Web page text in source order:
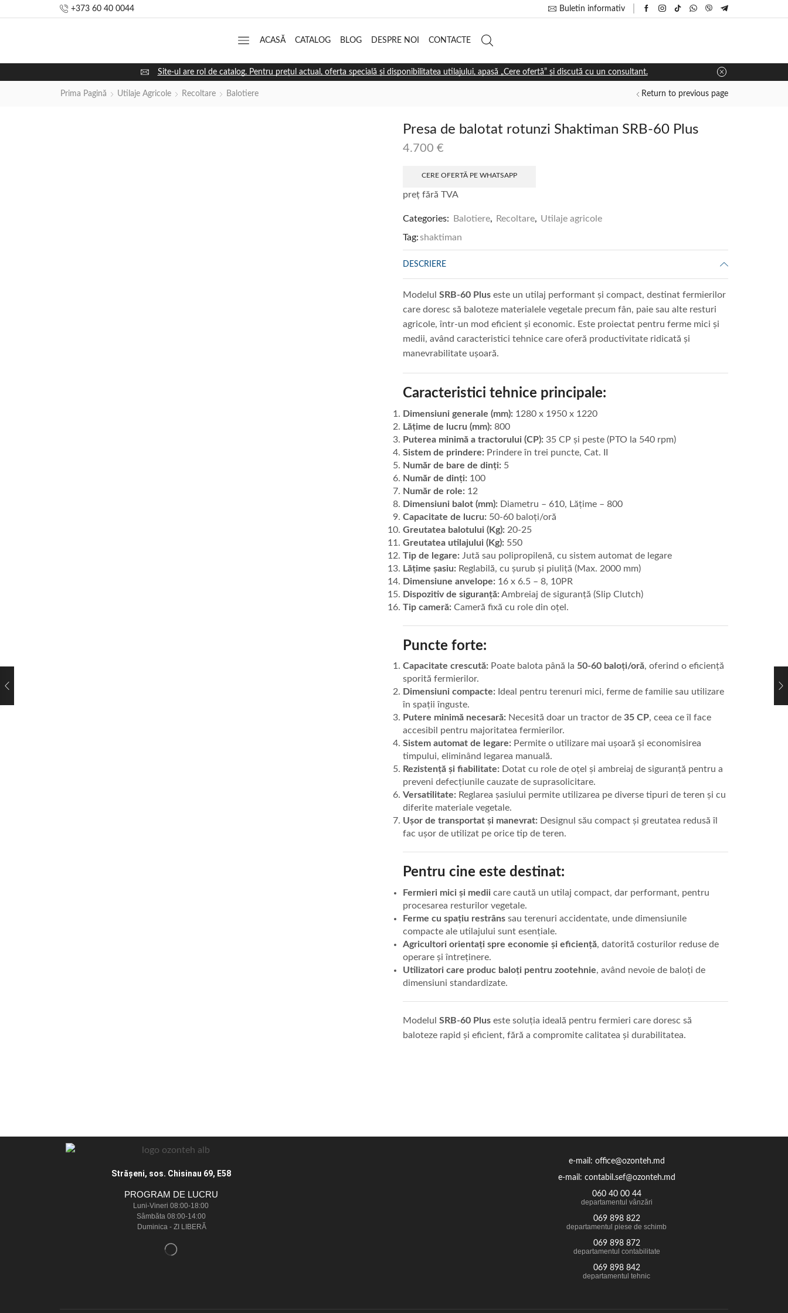
+373 60 40 0044 Buletin informativ
ACASĂ CATALOG BLOG DESPRE NOI CONTACTE
Site-ul are rol de catalog. Pentru prețul actual, oferta specială și disponibilitatea utilajului, apasă „Cere ofertă” și discută cu un consultant.
Prima Pagină Utilaje Agricole Recoltare Balotiere Return to previous page
Presa de balotat rotunzi Shaktiman SRB-60 Plus
4.700 €
CERE OFERTĂ PE WHATSAPP
preț fără TVA
Categories: Balotiere, Recoltare, Utilaje agricole
Tag: shaktiman
DESCRIERE
Modelul SRB-60 Plus este un utilaj performant și compact, destinat fermierilor
care doresc să baloteze materialele vegetale precum fân, paie sau alte resturi
agricole, într-un mod eficient și economic. Este proiectat pentru ferme mici și
medii, având caracteristici tehnice care oferă productivitate ridicată și
manevrabilitate ușoară.
Caracteristici tehnice principale:
Dimensiuni generale (mm): 1280 x 1950 x 1220
Lățime de lucru (mm): 800
Puterea minimă a tractorului (CP): 35 CP și peste (PTO la 540 rpm)
Sistem de prindere: Prindere în trei puncte, Cat. II
Număr de bare de dinți: 5
Număr de dinți: 100
Număr de role: 12
Dimensiuni balot (mm): Diametru – 610, Lățime – 800
Capacitate de lucru: 50-60 baloți/oră
Greutatea balotului (Kg): 20-25
Greutatea utilajului (Kg): 550
Tip de legare: Jută sau polipropilenă, cu sistem automat de legare
Lățime șasiu: Reglabilă, cu șurub și piuliță (Max. 2000 mm)
Dimensiune anvelope: 16 x 6.5 – 8, 10PR
Dispozitiv de siguranță: Ambreiaj de siguranță (Slip Clutch)
Tip cameră: Cameră fixă cu role din oțel.
Puncte forte:
Capacitate crescută: Poate balota până la 50-60 baloți/oră, oferind o eficiență
sporită fermierilor.
Dimensiuni compacte: Ideal pentru terenuri mici, ferme de familie sau utilizare
în spații înguste.
Putere minimă necesară: Necesită doar un tractor de 35 CP, ceea ce îl face
accesibil pentru majoritatea fermierilor.
Sistem automat de legare: Permite o utilizare mai ușoară și economisirea
timpului, eliminând legarea manuală.
Rezistență și fiabilitate: Dotat cu role de oțel și ambreiaj de siguranță pentru a
preveni defecțiunile cauzate de suprasolicitare.
Versatilitate: Reglarea șasiului permite utilizarea pe diverse tipuri de teren și cu
diferite materiale vegetale.
Ușor de transportat și manevrat: Designul său compact și greutatea redusă îl
fac ușor de utilizat pe orice tip de teren.
Pentru cine este destinat:
Fermieri mici și medii care caută un utilaj compact, dar performant, pentru
procesarea resturilor vegetale.
Ferme cu spațiu restrâns sau terenuri accidentate, unde dimensiunile
compacte ale utilajului sunt esențiale.
Agricultori orientați spre economie și eficiență, datorită costurilor reduse de
operare și întreținere.
Utilizatori care produc baloți pentru zootehnie, având nevoie de baloți de
dimensiuni standardizate.
Modelul SRB-60 Plus este soluția ideală pentru fermieri care doresc să
baloteze rapid și eficient, fără a compromite calitatea și durabilitatea.
Străşeni, sos. Chisinau 69, E58
PROGRAM DE LUCRU
Luni-Vineri 08:00-18:00
Sâmbăta 08:00-14:00
Duminica - ZI LIBERĂ
e-mail: office@ozonteh.md
e-mail: contabil.sef@ozonteh.md
060 40 00 44
departamentul vânzări
069 898 822
departamentul piese de schimb
069 898 872
departamentul contabilitate
069 898 842
departamentul tehnic